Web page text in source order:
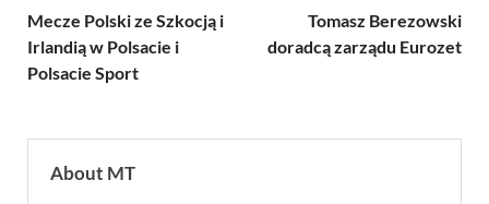
Mecze Polski ze Szkocją i
Irlandią w Polsacie i
Polsacie Sport
Tomasz Berezowski
doradcą zarządu Eurozet
About MT